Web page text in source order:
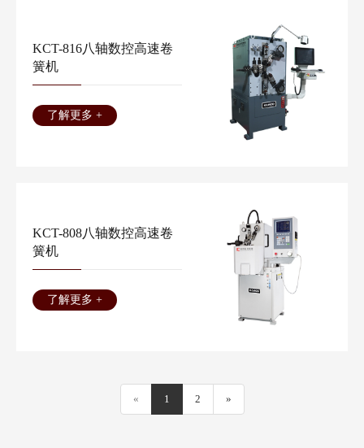
KCT-816八轴数控高速卷
簧机
了解更多 +
KCT-808八轴数控高速卷
簧机
了解更多 +
« 1 2 »